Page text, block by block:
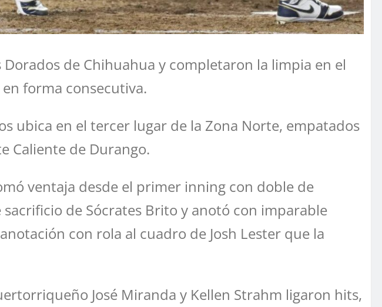
de Chihuahua y completaron la limpia en el
forma consecutiva.
ubica en el tercer lugar de la Zona Norte, empatados
Caliente de Durango.
ventaja desde el primer inning con doble de
de Sócrates Brito y anotó con imparable
con rola al cuadro de Josh Lester que la
José Miranda y Kellen Strahm ligaron hits,